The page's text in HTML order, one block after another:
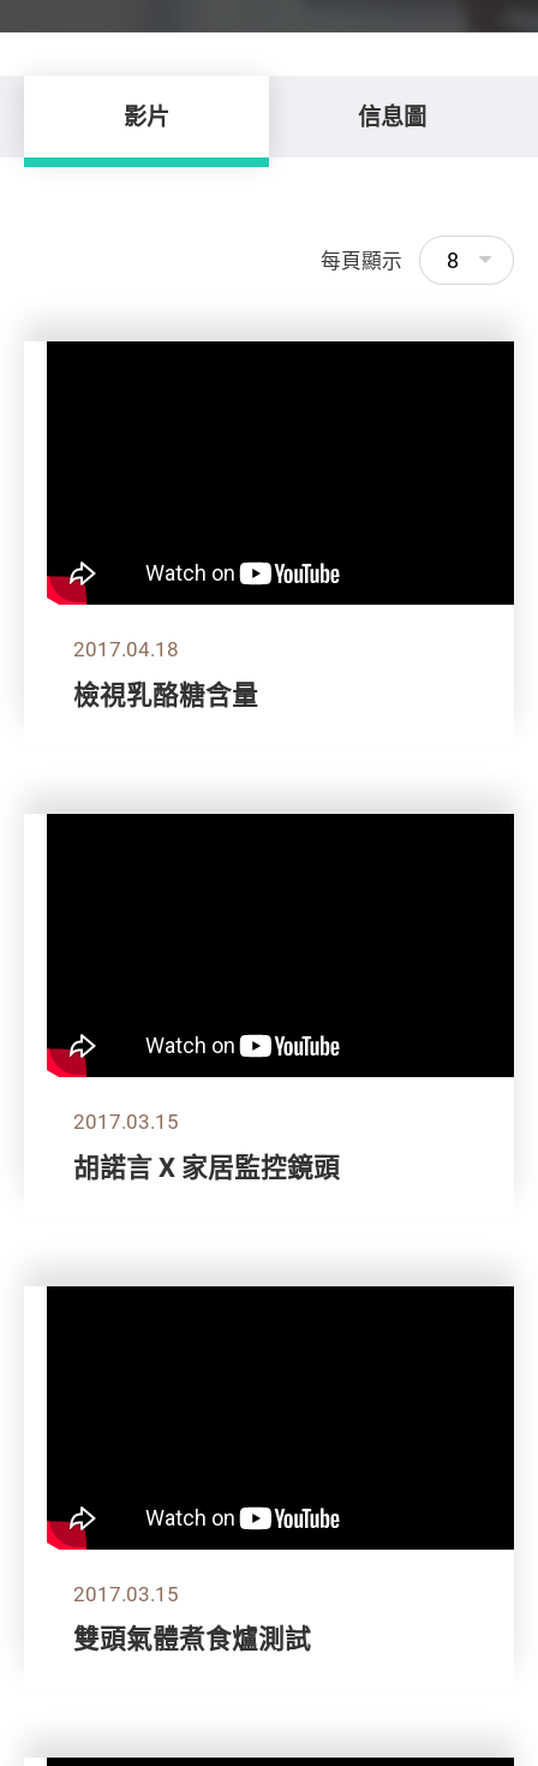
影片 信息圖
每頁顯示 8
2017.04.18
檢視乳酪糖含量
2017.03.15
胡諾言 X 家居監控鏡頭
2017.03.15
雙頭氣體煮食爐測試